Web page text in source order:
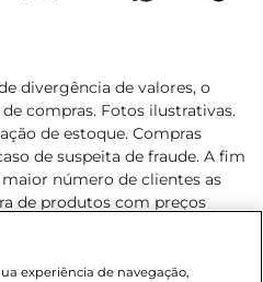
divergência de valores, o
compras. Fotos ilustrativas.
de estoque. Compras
de suspeita de fraude. A fim
número de clientes as
de produtos com preços
são exclusivos para
o dia de hoje, podendo
experiência de navegação,